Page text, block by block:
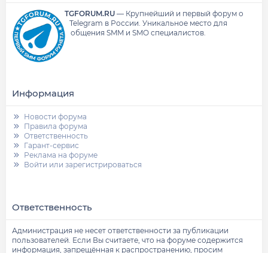
TGFORUM.RU— Крупнейший и первый форум о
Telegram в России. Уникальное место для
общения SMM и SMO специалистов.
Информация
Новости форума
Правила форума
Ответственность
Гарант-сервис
Реклама на форуме
Войти или зарегистрироваться
Ответственность
Администрация не несет ответственности за публикации
пользователей. Если Вы считаете, что на форуме содержится
информация, запрещённая к распространению, просим